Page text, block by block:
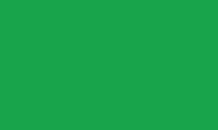
Brassica yang punya kebutuhan